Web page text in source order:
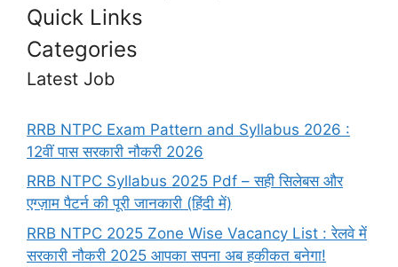
Quick Links
Categories
Latest Job
RRB NTPC Exam Pattern and Syllabus 2026 :
12वीं पास सरकारी नौकरी 2026
RRB NTPC Syllabus 2025 Pdf – सही सिलेबस और
एग्ज़ाम पैटर्न की पूरी जानकारी (हिंदी में)
RRB NTPC 2025 Zone Wise Vacancy List : रेलवे में
सरकारी नौकरी 2025 आपका सपना अब हकीकत बनेगा!